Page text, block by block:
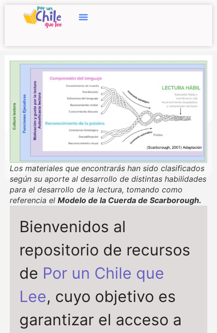
Bienvenidos al
repositorio de recursos
de Por un Chile que
Lee, cuyo objetivo es
garantizar el acceso a
Los materiales que encontrarás han sido clasificados
según su aporte al desarrollo de distintas habilidades
para el desarrollo de la lectura, tomando como
referencia el Modelo de la Cuerda de Scarborough.